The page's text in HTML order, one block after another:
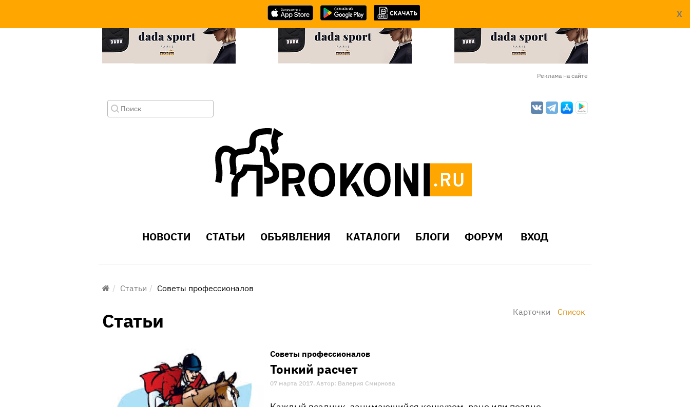
X
Реклама на сайте
НОВОСТИ СТАТЬИ ОБЪЯВЛЕНИЯ КАТАЛОГИ БЛОГИ ФОРУМ ВХОД
Статьи Советы профессионалов
Статьи Карточки Список
Советы профессионалов
Тонкий расчет
07 марта 2017. Автор: Валерия Смирнова